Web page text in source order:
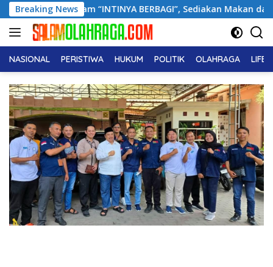
Langsung
ke
konten
Breaking News
“INTINYA BERBAGI”, Sediakan Makan dan Minum Gratis
NASIONAL PERISTIWA HUKUM POLITIK OLAHRAGA